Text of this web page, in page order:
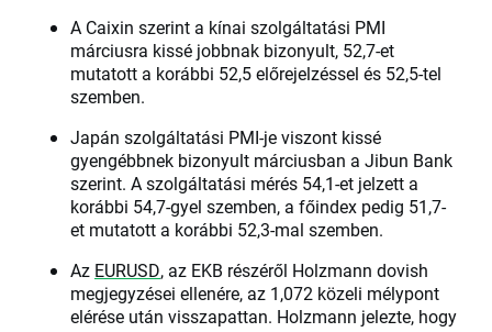
A Caixin szerint a kínai szolgáltatási PMI
márciusra kissé jobbnak bizonyult, 52,7-et
mutatott a korábbi 52,5 előrejelzéssel és 52,5-tel
szemben.
Japán szolgáltatási PMI-je viszont kissé
gyengébbnek bizonyult márciusban a Jibun Bank
szerint. A szolgáltatási mérés 54,1-et jelzett a
korábbi 54,7-gyel szemben, a főindex pedig 51,7-
et mutatott a korábbi 52,3-mal szemben.
Az EURUSD, az EKB részéről Holzmann dovish
megjegyzései ellenére, az 1,072 közeli mélypont
elérése után visszapattan. Holzmann jelezte, hogy